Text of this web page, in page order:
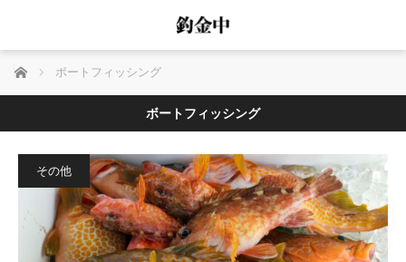
ホーム ボートフィッシング
ボートフィッシング
その他